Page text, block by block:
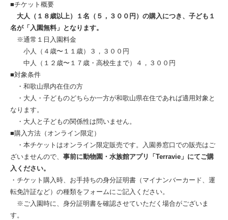
■チケット概要
大人（１８歳以上）１名（５，３００円）の購入につき、子ども１
名が「入園無料」となります。
※通常１日入園料金
小人（４歳〜１１歳）３，３００円
中人（１２歳〜１７歳・高校生まで）４，３００円
■対象条件
・和歌山県内在住の方
・大人・子どものどちらか一方が和歌山県在住であれば適用対象と
なります。
・大人と子どもの関係性は問いません。
■購入方法（オンライン限定）
・本チケットはオンライン限定販売です。入園券窓口での販売はご
ざいませんので、 事前に動物園・水族館アプリ「Terravie」にてご購
入ください。
・チケット購入時、お手持ちの身分証明書（マイナンバーカード、運
転免許証など）の種類をフォームにご記入ください。
※ご入園時に、身分証明書を確認させていただく場合がございま
す。